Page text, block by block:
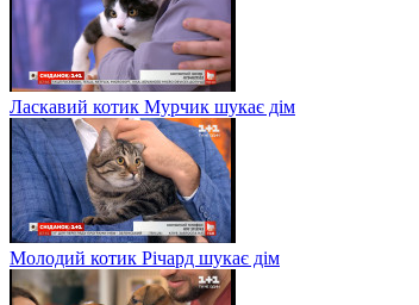
Ласкавий котик Мурчик шукає дім
Молодий котик Річард шукає дім